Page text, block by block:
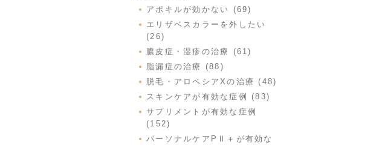
アポキルが効かない (69)
エリザベスカラーを外したい
(26)
膿皮症・湿疹の治療 (61)
脂漏症の治療 (88)
脱毛・アロペシアXの治療 (48)
スキンケアが有効な症例 (83)
サプリメントが有効な症例
(152)
パーソナルケアPⅡ＋が有効な